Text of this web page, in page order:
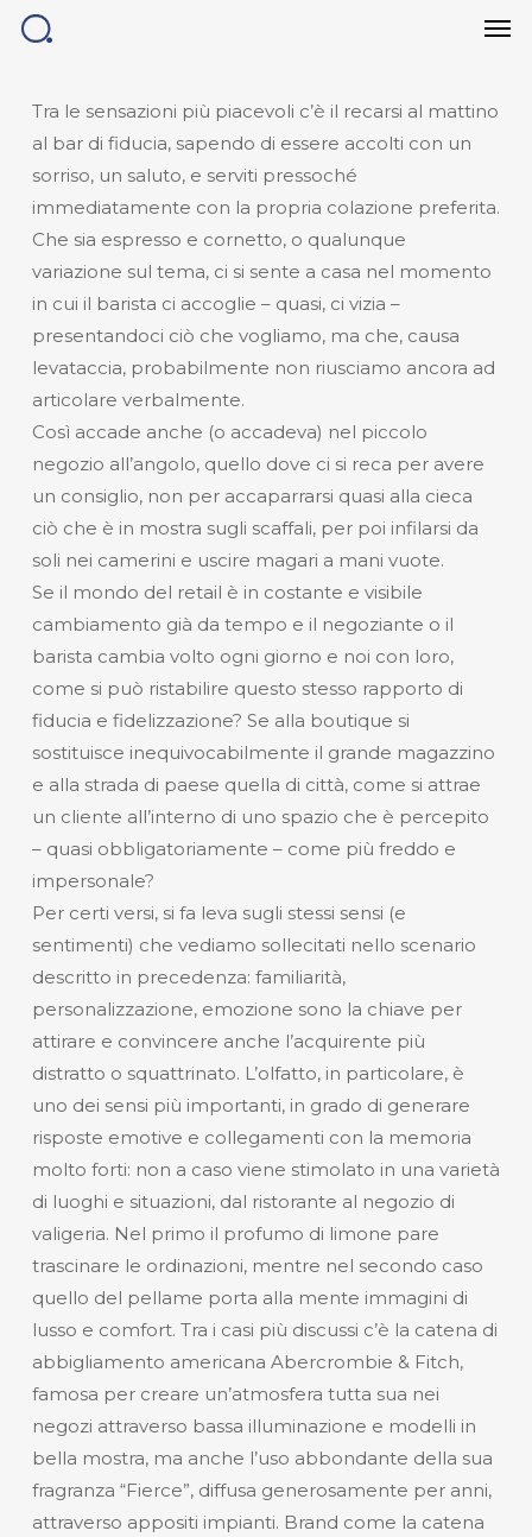
Skip
content
Tra le sensazioni più piacevoli c’è il recarsi al mattino
al bar di fiducia, sapendo di essere accolti con un
sorriso, un saluto, e serviti pressoché
immediatamente con la propria colazione preferita.
Che sia espresso e cornetto, o qualunque
variazione sul tema, ci si sente a casa nel momento
in cui il barista ci accoglie – quasi, ci vizia –
presentandoci ciò che vogliamo, ma che, causa
levataccia, probabilmente non riusciamo ancora ad
articolare verbalmente.
Così accade anche (o accadeva) nel piccolo
negozio all’angolo, quello dove ci si reca per avere
un consiglio, non per accaparrarsi quasi alla cieca
ciò che è in mostra sugli scaffali, per poi infilarsi da
soli nei camerini e uscire magari a mani vuote.
Se il mondo del retail è in costante e visibile
cambiamento già da tempo e il negoziante o il
barista cambia volto ogni giorno e noi con loro,
come si può ristabilire questo stesso rapporto di
fiducia e fidelizzazione? Se alla boutique si
sostituisce inequivocabilmente il grande magazzino
e alla strada di paese quella di città, come si attrae
un cliente all’interno di uno spazio che è percepito
– quasi obbligatoriamente – come più freddo e
impersonale?
Per certi versi, si fa leva sugli stessi sensi (e
sentimenti) che vediamo sollecitati nello scenario
descritto in precedenza: familiarità,
personalizzazione, emozione sono la chiave per
attirare e convincere anche l’acquirente più
distratto o squattrinato. L’olfatto, in particolare, è
uno dei sensi più importanti, in grado di generare
risposte emotive e collegamenti con la memoria
molto forti: non a caso viene stimolato in una varietà
di luoghi e situazioni, dal ristorante al negozio di
valigeria. Nel primo il profumo di limone pare
trascinare le ordinazioni, mentre nel secondo caso
quello del pellame porta alla mente immagini di
lusso e comfort. Tra i casi più discussi c’è la catena di
abbigliamento americana Abercrombie & Fitch,
famosa per creare un’atmosfera tutta sua nei
negozi attraverso bassa illuminazione e modelli in
bella mostra, ma anche l’uso abbondante della sua
fragranza “Fierce”, diffusa generosamente per anni,
attraverso appositi impianti. Brand come la catena